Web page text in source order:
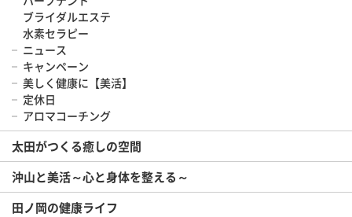
ブライダルエステ
水素セラピー
ニュース
キャンペーン
美しく健康に【美活】
定休日
アロマコーチング
太田がつくる癒しの空間
沖山と美活～心と身体を整える～
田ノ岡の健康ライフ